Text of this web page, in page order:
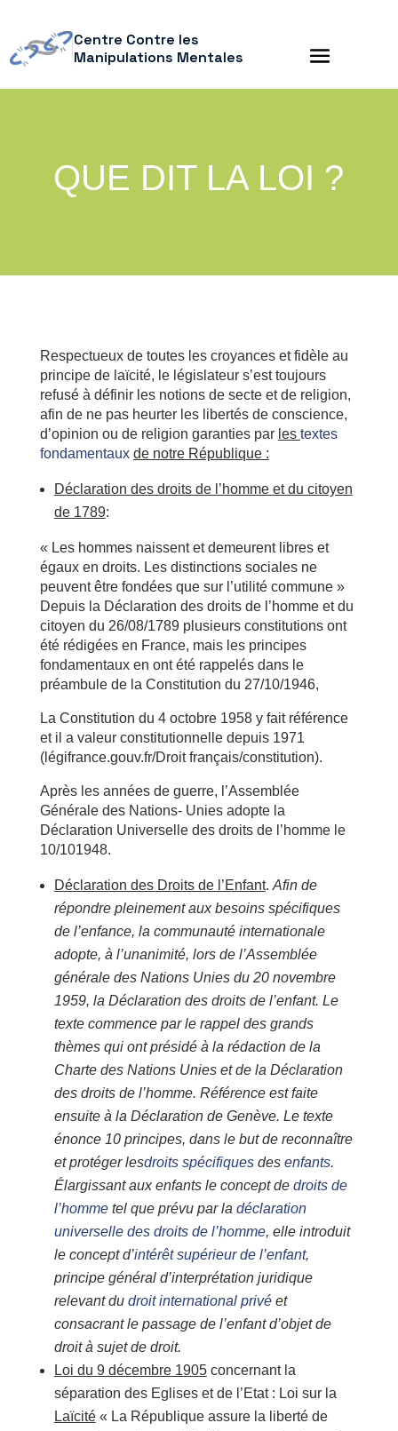
Centre Contre les
Manipulations Mentales
QUE DIT LA LOI ?
Respectueux de toutes les croyances et fidèle au
principe de laïcité, le législateur s’est toujours
refusé à définir les notions de secte et de religion,
afin de ne pas heurter les libertés de conscience,
d’opinion ou de religion garanties par les textes
fondamentaux de notre République :
Déclaration des droits de l’homme et du citoyen
de 1789:
« Les hommes naissent et demeurent libres et
égaux en droits. Les distinctions sociales ne
peuvent être fondées que sur l’utilité commune »
Depuis la Déclaration des droits de l’homme et du
citoyen du 26/08/1789 plusieurs constitutions ont
été rédigées en France, mais les principes
fondamentaux en ont été rappelés dans le
préambule de la Constitution du 27/10/1946,
La Constitution du 4 octobre 1958 y fait référence
et il a valeur constitutionnelle depuis 1971
(légifrance.gouv.fr/Droit français/constitution).
Après les années de guerre, l’Assemblée
Générale des Nations- Unies adopte la
Déclaration Universelle des droits de l’homme le
10/101948.
Déclaration des Droits de l’Enfant. Afin de
répondre pleinement aux besoins spécifiques
de l’enfance, la communauté internationale
adopte, à l’unanimité, lors de l’Assemblée
générale des Nations Unies du 20 novembre
1959, la Déclaration des droits de l’enfant. Le
texte commence par le rappel des grands
thèmes qui ont présidé à la rédaction de la
Charte des Nations Unies et de la Déclaration
des droits de l’homme. Référence est faite
ensuite à la Déclaration de Genève. Le texte
énonce 10 principes, dans le but de reconnaître
et protéger lesdroits spécifiques des enfants.
Élargissant aux enfants le concept de droits de
l’homme tel que prévu par la déclaration
universelle des droits de l’homme, elle introduit
le concept d’intérêt supérieur de l’enfant,
principe général d’interprétation juridique
relevant du droit international privé et
consacrant le passage de l’enfant d’objet de
droit à sujet de droit.
Loi du 9 décembre 1905concernant la
séparation des Eglises et de l’Etat : Loi sur la
Laïcité« La République assure la liberté de